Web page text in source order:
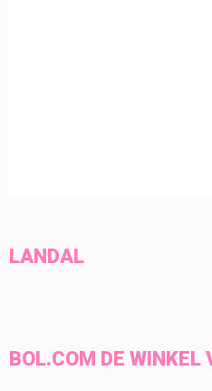
LANDAL
BOL.COM DE WINKEL